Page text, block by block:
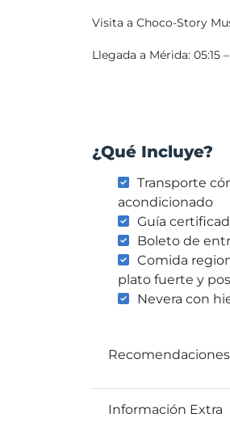
Visita a Choco-Story
Llegada a Mérida: 05:15
¿Qué Incluye?
Transporte
acondicionado
Guía
Boleto de
Comida
plato fuerte y
Nevera con
Recomendaciones
Información Extra